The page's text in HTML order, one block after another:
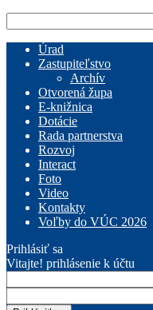
Úrad
Zastupiteľstvo
Archív
Otvorená župa
E-knižnica
Dotácie
Rada partnerstva
Rozvoj
Interact
Foto
Video
Kontakty
Voľby do VÚC 2026
Prihlásiť sa
Vitajte! prihlásenie k účtu